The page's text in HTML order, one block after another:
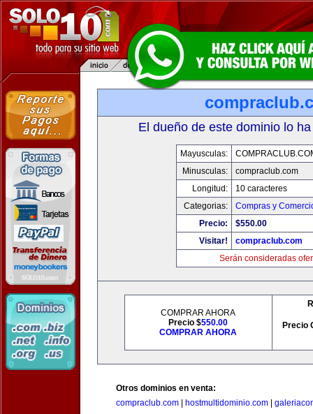
El dueño de este dominio lo
Mayusculas:
Minusculas:
compraclub.com
Longitud:
10 caracteres
Categorias:
Compras y
Precio:
$550.00
Visitar!
compraclub.com
Serán consideradas
COMPRAR AHORA
Precio $550.00
COMPRAR AHORA
Precio
Otros dominios en venta:
compraclub.com
hostmultidominio.com